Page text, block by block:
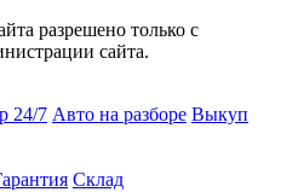
разрешено только с
сайта.
24/7 Авто на разборе Выкуп
Склад